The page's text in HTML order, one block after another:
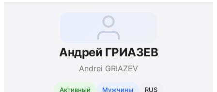
Андрей ГРИАЗЕВ
Andrei GRIAZEV
Активный Мужчины RUS